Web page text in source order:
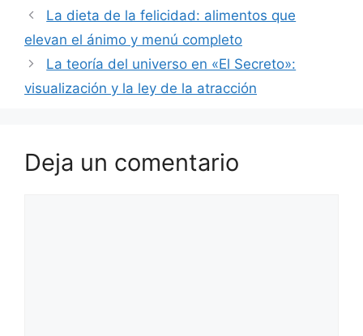
La dieta de la felicidad: alimentos que
elevan el ánimo y menú completo
La teoría del universo en «El Secreto»:
visualización y la ley de la atracción
Deja un comentario